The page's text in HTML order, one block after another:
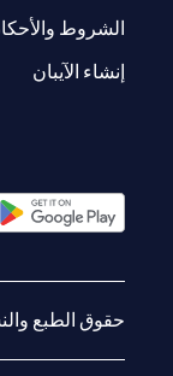
الشروط
إنشاء الآيبان
حقوق الطبع والنشر